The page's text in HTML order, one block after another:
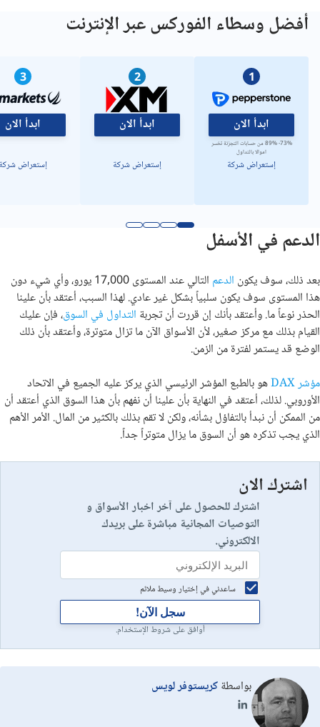
أفضل وسطاء الفوركس عبر الإنترنت
1
ابدأ الان
73%- 89% من حسابات التجزئة تخسر
اموالا بالتداول
إستعراض شركة
2
ابدأ الان
إستعراض شركة
3
ابدأ الان
إستعراض
الدعم في الأسفل
بعد ذلك، سوف يكون الدعم
التالي عند المستوى 17,000 يورو، وأي شيء دون
هذا المستوى سوف يكون سلبياً بشكل غير عادي. لهذا السبب، أعتقد بأن علينا
الحذر نوعاً ما. وأعتقد بأنك إن قررت أن تجربة التداول في السوق، فإن عليك
القيام بذلك مع مركز صغير، لأن الأسواق الآن ما تزال متوترة، وأعتقد بأن ذلك
الوضع قد يستمر لفترة من الزمن.
مؤشر DAX
هو بالطبع المؤشر الرئيسي الذي يركز عليه الجميع في الاتحاد
الأوروبي. لذلك، أعتقد في النهاية بأن علينا أن نفهم بأن هذا السوق الذي أعتقد أن
من الممكن أن نبدأ بالتفاؤل بشأنه، ولكن لا تقم بذلك بالكثير من المال. الأمر الأهم
الذي يجب تذكره هو أن السوق ما يزال متوتراً جداً.
اشترك الان
اشترك للحصول على آخر اخبار الأسواق و
التوصيات المجانية مباشرة على بريدك
الالكتروني.
ساعدني في إختيار وسيط ملائم
سجل الآن!
أوافق على شروط الإستخدام.
بواسطةكريستوفر لويس